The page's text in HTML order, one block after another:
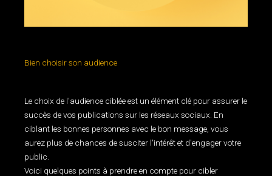
Bien choisir son audience
Le choix de l'audience ciblée est un élément clé pour assurer le
succès de vos publications sur les réseaux sociaux. En
ciblant les bonnes personnes avec le bon message, vous
aurez plus de chances de susciter l'intérêt et d'engager votre
public.
Voici quelques points à prendre en compte pour cibler